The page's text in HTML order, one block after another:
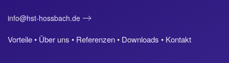
info@hst-hossbach.de
Vorteile • Über uns • Referenzen • Downloads • Kontakt